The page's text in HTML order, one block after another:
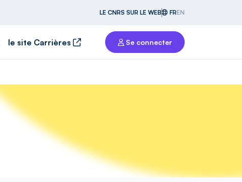
LE CNRS SUR LE WEB FREN
le site Carrières Se connecter